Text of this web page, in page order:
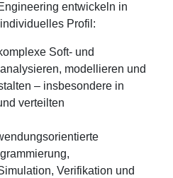
entwickeln in
Profil:
Soft- und
modellieren und
– insbesondere in
verteilten
Verifikation und